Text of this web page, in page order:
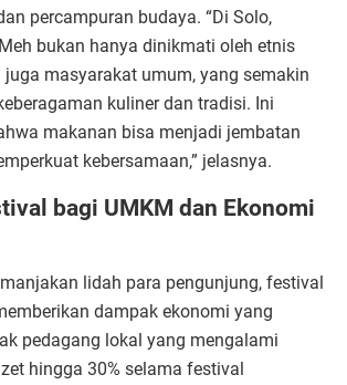
percampuran budaya. “Di Solo,
bukan hanya dinikmati oleh etnis
masyarakat umum, yang semakin
kuliner dan tradisi. Ini
makanan bisa menjadi jembatan
kebersamaan,” jelasnya.
bagi UMKM dan Ekonomi
lidah para pengunjung, festival
dampak ekonomi yang
pedagang lokal yang mengalami
hingga 30% selama festival